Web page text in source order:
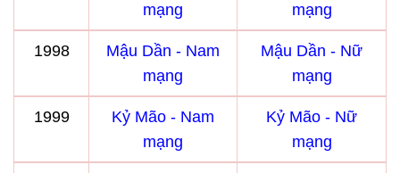
mạng
mạng
1998
Mậu Dần - Nam
mạng
Mậu Dần - Nữ
mạng
1999
Kỷ Mão - Nam
mạng
Kỷ Mão - Nữ
mạng